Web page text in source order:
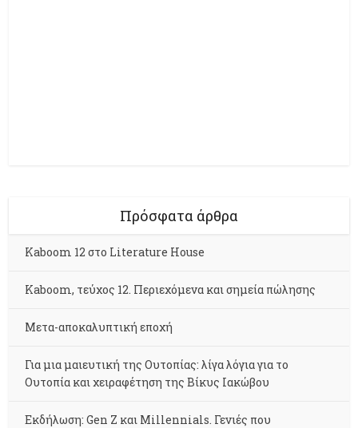
Πρόσφατα άρθρα
Kaboom 12 στο Literature House
Kaboom, τεύχος 12. Περιεχόμενα και σημεία πώλησης
Μετα-αποκαλυπτική εποχή
Για μια μαιευτική της Ουτοπίας: λίγα λόγια για το
Ουτοπία και χειραφέτηση της Βίκυς Ιακώβου
Εκδήλωση: Gen Z και Millennials. Γενιές που